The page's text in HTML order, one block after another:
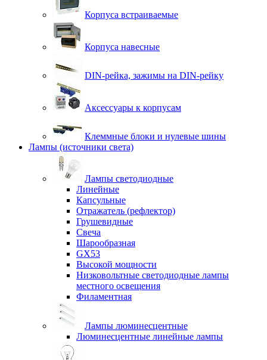
Корпуса встраиваемые
Корпуса навесные
DIN-рейка, зажимы на DIN-рейку
Аксессуары к корпусам
Клеммные блоки и нулевые шины
Лампы (источники света)
Лампы светодиодные
Линейные
Капсульные
Отражатель (рефлектор)
Грушевидные
Свеча
Шарообразная
GX53
Высокой мощности
Низковольтные светодиодные лампы
местного освещения
Филаментная
Лампы люминесцентные
Люминесцентные линейные лампы